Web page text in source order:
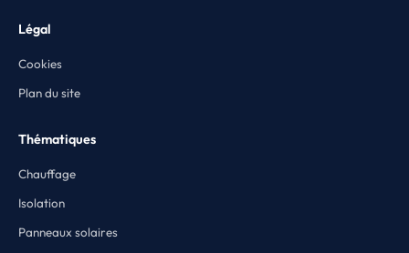
Légal
Cookies
Plan du site
Thématiques
Chauffage
Isolation
Panneaux solaires